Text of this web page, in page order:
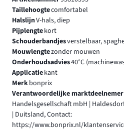
Taillehoogtecomfortabel
HalslijnV-hals, diep
Pijplengtekort
Schouderbandjesverstelbaar,
Mouwlengtezonder mouwen
Onderhoudsadvies40°C
Applicatiekant
Merkbonprix
Verantwoordelijke marktdeelnemer
Handelsgesellschaft mbH |
| Duitsland, Contact:
https://www.bonprix.nl/